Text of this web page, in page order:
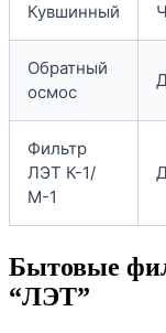
Кувшинный
Обратный
осмос
Фильтр
ЛЭТ К-1/
М-1
Бытовые
“ЛЭТ”